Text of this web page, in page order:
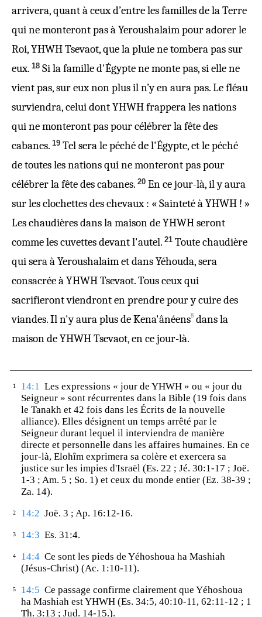
arrivera, quant à ceux d’entre les familles de la Terre
qui ne monteront pas à Yeroushalaim pour adorer le
Roi, YHWH Tsevaot, que la pluie ne tombera pas sur
eux. 18 Si la famille d'Égypte ne monte pas, si elle ne
vient pas, sur eux non plus il n’y en aura pas. Le fléau
surviendra, celui dont YHWH frappera les nations
qui ne monteront pas pour célébrer la fête des
cabanes. 19 Tel sera le péché de l'Égypte, et le péché
de toutes les nations qui ne monteront pas pour
célébrer la fête des cabanes. 20 En ce jour-là, il y aura
sur les clochettes des chevaux : « Sainteté à YHWH ! »
Les chaudières dans la maison de YHWH seront
comme les cuvettes devant l'autel. 21 Toute chaudière
qui sera à Yeroushalaim et dans Yéhouda, sera
consacrée à YHWH Tsevaot. Tous ceux qui
sacrifieront viendront en prendre pour y cuire des
viandes. Il n'y aura plus de Kena'ânéens8 dans la
maison de YHWH Tsevaot, en ce jour-là.
1 14:1 Les expressions « jour de YHWH » ou « jour du
Seigneur » sont récurrentes dans la Bible (19 fois dans
le Tanakh et 42 fois dans les Écrits de la nouvelle
alliance). Elles désignent un temps arrêté par le
Seigneur durant lequel il interviendra de manière
directe et personnelle dans les affaires humaines. En ce
jour-là, Elohîm exprimera sa colère et exercera sa
justice sur les impies d'Israël (Es. 22 ; Jé. 30:1-17 ; Joë.
1-3 ; Am. 5 ; So. 1) et ceux du monde entier (Ez. 38-39 ;
Za. 14).
2 14:2 Joë. 3 ; Ap. 16:12-16.
3 14:3 Es. 31:4.
4 14:4 Ce sont les pieds de Yéhoshoua ha Mashiah
(Jésus-Christ) (Ac. 1:10-11).
5 14:5 Ce passage confirme clairement que Yéhoshoua
ha Mashiah est YHWH (Es. 34:5, 40:10-11, 62:11-12 ; 1
Th. 3:13 ; Jud. 14-15.).